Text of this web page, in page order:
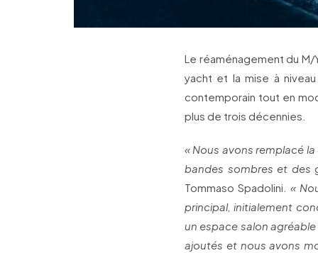
Le réaménagement du
yacht et la mise à
contemporain tout en
plus de trois décennies.
« Nous avons remplacé
bandes sombres et des
Tommaso Spadolini. «
principal, initialement
un espace salon
ajoutés et nous avons